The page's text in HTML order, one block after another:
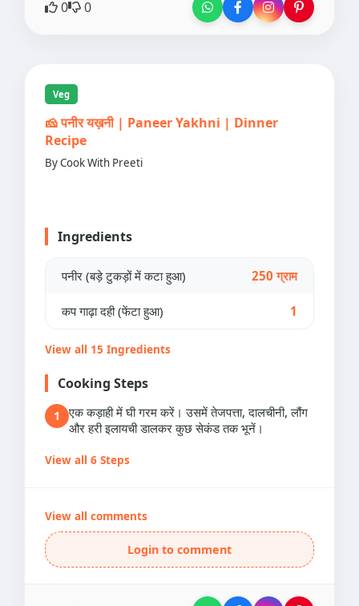
0 0
Veg
🧀 पनीर यख़नी | Paneer Yakhni | Dinner
Recipe
By Cook With Preeti
Ingredients
पनीर (बड़े टुकड़ों में कटा हुआ) 250 ग्राम
कप गाढ़ा दही (फेंटा हुआ) 1
View all 15 Ingredients
Cooking Steps
1
एक कड़ाही में घी गरम करें। उसमें तेजपत्ता, दालचीनी, लौंग
और हरी इलायची डालकर कुछ सेकंड तक भूनें।
View all 6 Steps
View all comments
Login to comment